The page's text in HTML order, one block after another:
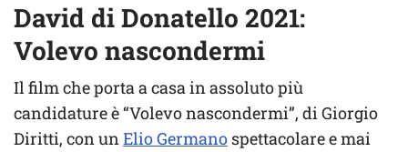
David di Donatello 2021:
Volevo nascondermi
Il film che porta a casa in assoluto più
candidature è “Volevo nascondermi”, di Giorgio
Diritti, con unElio Germano spettacolare e mai